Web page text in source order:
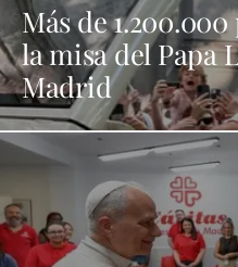
Más de
la misa del Papa
Madrid